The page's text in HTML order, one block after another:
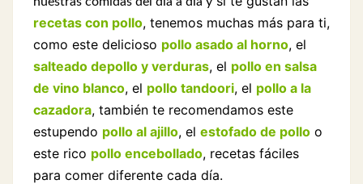
recetas con pollo, tenemos muchas más para ti,
como este delicioso pollo asado al horno, el
salteado depollo y verduras, el pollo en salsa
de vino blanco, el pollo tandoori, el pollo a la
cazadora, también te recomendamos este
estupendo pollo al ajillo, el estofado de pollo o
este rico pollo encebollado, recetas fáciles
para comer diferente cada día.